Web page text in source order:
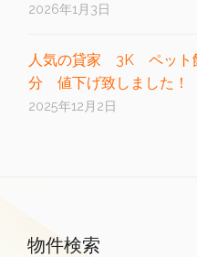
2026年1月3日
人気の貸家 3K ペット
分 値下げ致しました！
2025年12月2日
物件検索